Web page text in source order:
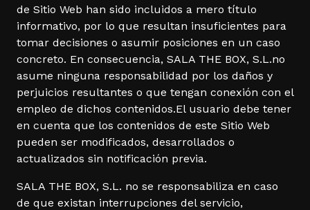
de Sitio Web han sido incluidos a mero título
informativo, por lo que resultan insuficientes para
tomar decisiones o asumir posiciones en un caso
concreto. En consecuencia, SALA THE BOX, S.L.no
asume ninguna responsabilidad por los daños y
perjuicios resultantes o que tengan conexión con el
empleo de dichos contenidos.El usuario debe tener
en cuenta que los contenidos de este Sitio Web
pueden ser modificados, desarrollados o
actualizados sin notificación previa.
SALA THE BOX, S.L. no se responsabiliza en caso
de que existan interrupciones del servicio,